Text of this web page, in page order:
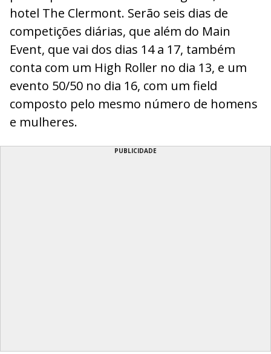
hotel The Clermont. Serão seis dias de
competições diárias, que além do Main
Event, que vai dos dias 14 a 17, também
conta com um High Roller no dia 13, e um
evento 50/50 no dia 16, com um field
composto pelo mesmo número de homens
e mulheres.
PUBLICIDADE